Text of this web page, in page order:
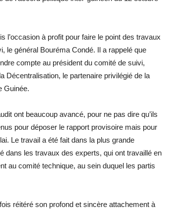
l’occasion à profit pour faire le point des travaux
le général Bouréma Condé. Il a rappelé que
compte au président du comité de suivi,
Décentralisation, le partenaire privilégié de la
Guinée.
ont beaucoup avancé, pour ne pas dire qu’ils
pour déposer le rapport provisoire mais pour
Le travail a été fait dans la plus grande
dans les travaux des experts, qui ont travaillé en
au comité technique, au sein duquel les partis
réitéré son profond et sincère attachement à